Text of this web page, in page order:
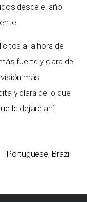
desde el año
a la hora de
fuerte y clara de
más
y clara de lo que
lo dejaré ahí.
Portuguese, Brazil